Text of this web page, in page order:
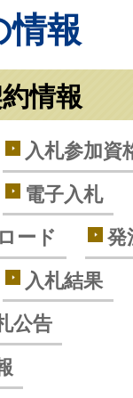
情報
情報
入札参加資
電子入札
ード
発
入札結果
公告